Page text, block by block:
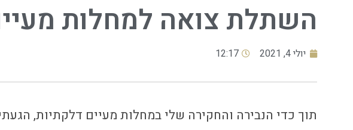
השתלת צואה למחלות
יולי 4, 2021 12:17
תוך כדי הנבירה והחקירה שלי במחלות מעיים דלקתיות,